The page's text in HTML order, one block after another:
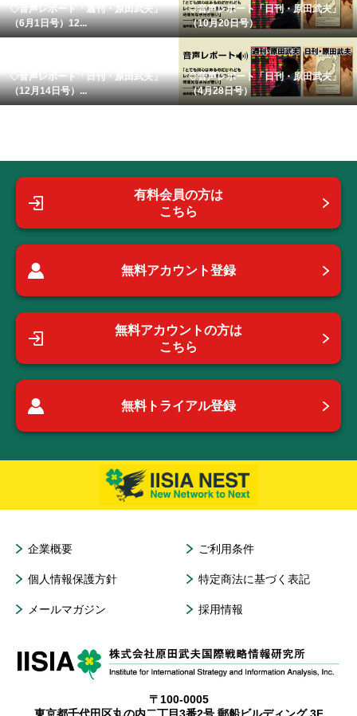
◇音声レポート「週刊・原田武夫」
（6月1日号）12...
◇音声レポート「日刊・原田武夫」
（10月20日号）
◇音声レポート「日刊・原田武夫」
（12月14日号）...
◇音声レポート「日刊・原田武夫」
（4月28日号）
有料会員の方は
こちら
無料アカウント登録
無料アカウントの方は
こちら
無料トライアル登録
企業概要 ご利用条件
個人情報保護方針 特定商法に基づく表記
メールマガジン 採用情報
〒100-0005